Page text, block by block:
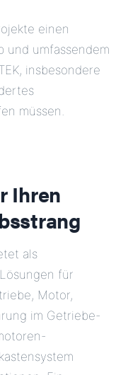
einen
und umfassendem
insbesondere
müssen.
Ihren
als
für
Motor,
im Getriebe-